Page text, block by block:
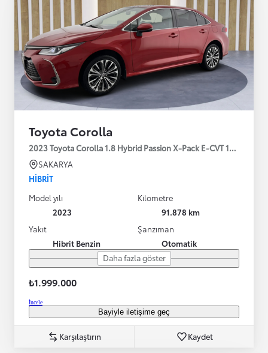
Toyota Corolla
2023 Toyota Corolla 1.8 Hybrid Passion X-Pack E-CVT 140HP
SAKARYA
HIBRIT
Model yılı
2023
Kilometre
91.878 km
Yakıt
Hibrit Benzin
Şanzıman
Otomatik
Daha fazla göster
₺1.999.000
İncele
Bayiyle iletişime geç
Karşılaştırın Kaydet